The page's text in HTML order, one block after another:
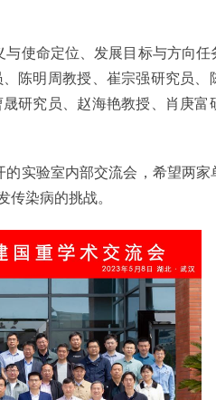
使命定位、发展目标与方向任
陈明周教授、崔宗强研究员、
研究员、赵海艳教授、肖庚富
实验室内部交流会，希望两家
染病的挑战。